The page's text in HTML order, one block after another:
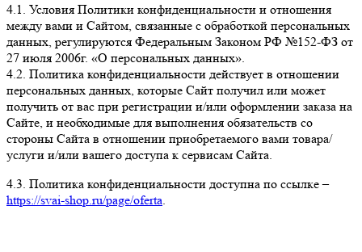
4.1. Условия Политики конфиденциальности и отношения
между вами и Сайтом, связанные с обработкой персональных
данных, регулируются Федеральным Законом РФ №152-ФЗ от
27 июля 2006г. «О персональных данных».
4.2. Политика конфиденциальности действует в отношении
персональных данных, которые Сайт получил или может
получить от вас при регистрации и/или оформлении заказа на
Сайте, и необходимые для выполнения обязательств со
стороны Сайта в отношении приобретаемого вами товара/
услуги и/или вашего доступа к сервисам Сайта.
4.3. Политика конфиденциальности доступна по ссылке –
https://svai-shop.ru/page/oferta.